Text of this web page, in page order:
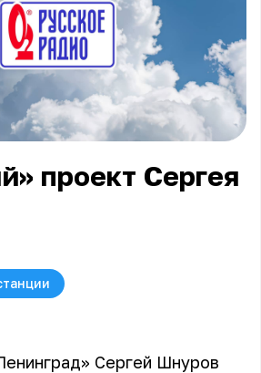
проект Сергея
Сергей Шнуров